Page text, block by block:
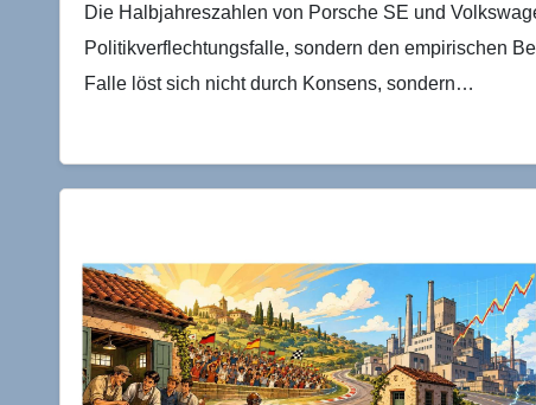
Die Halbjahreszahlen von Porsche SE und
Politikverflechtungsfalle, sondern den empirischen
Falle löst sich nicht durch Konsens, sondern…